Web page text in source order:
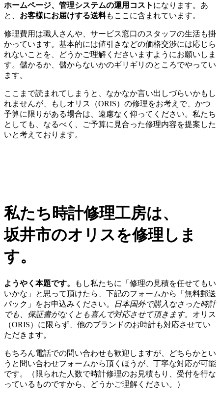
ホームページ、管理システムの運用コスト になります。あ
と、 お客様にお届けする送料もここに含まれています。
修理費用は職人さんや、サービス窓口のスタッフの生活も掛
かっています。基本的には値引きなどの価格交渉には応じら
れないことを、どうかご理解くださいますようにお願いしま
す。儲かるか、儲からないかのギリギリのところでやってい
ます。
ここまで読まれてしまうと、なかなか言い出しづらいかもし
れませんが、もしオリス（ORIS）の修理をお考えで、かつ
予算に限りがある場合は、遠慮なく仰ってください。私たち
としても、なるべく、ご予算に見合った修理内容を提案した
いと考えております。
私たち時計修理工房は、
坂井市のオリスを修理しま
す。
ようやく本題です。
もし私たちに「修理の見積を任せてもい
いかな」と思って頂けたら、下記のフォームから「無料郵送
パック」をお申込みください。
日本国外で購入なさった時計
でも、保証書がなくとも喜んで対応させて頂きます。 オリス
（ORIS）に限らず、他のブランドのお時計も対応させてい
ただきます。
もちろん電話での問い合わせも歓迎しますが、どちらかとい
うと問い合わせフォームから頂くほうが、丁寧な対応が可能
です。（限られた人数で時計修理のお見積もり、受付を行な
っているものですから、どうかご理解ください。）